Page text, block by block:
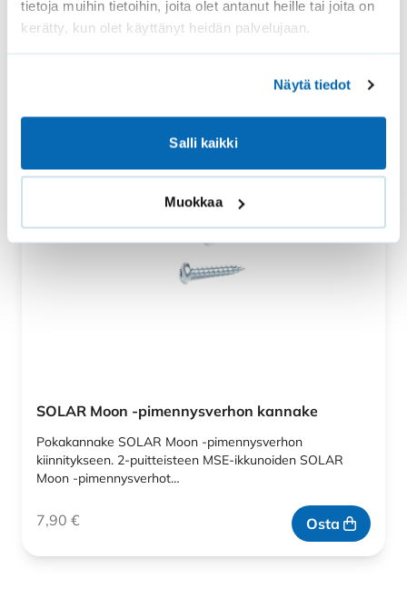
tietoja muihin tietoihin, joita olet antanut heille tai joita on
kerätty, kun olet käyttänyt heidän palvelujaan.
Näytä tiedot
Salli kaikki
Muokkaa
SOLAR Moon -pimennysverhon kannake
Pokakannake SOLAR Moon -pimennysverhon
kiinnitykseen. 2-puitteisteen MSE-ikkunoiden SOLAR
Moon -pimennysverhot…
7,90 € Osta